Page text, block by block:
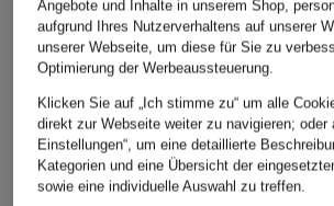
Angebote und Inhalte in unserem Shop,
aufgrund Ihres Nutzerverhaltens auf unserer
unserer Webseite, um diese für Sie zu
Optimierung der Werbeaussteuerung.
Klicken Sie auf „Ich stimme zu“ um alle
direkt zur Webseite weiter zu navigieren; oder
Einstellungen“, um eine detaillierte
Kategorien und eine Übersicht der
sowie eine individuelle Auswahl zu treffen.